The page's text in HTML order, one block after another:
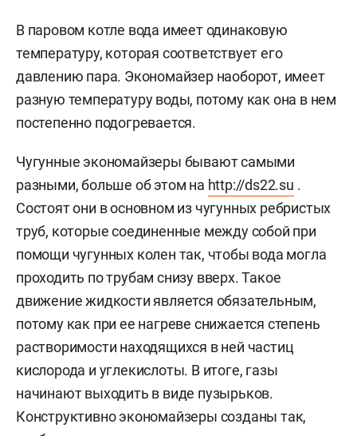
В паровом котле вода имеет одинаковую
температуру, которая соответствует его
давлению пара. Экономайзер наоборот, имеет
разную температуру воды, потому как она в нем
постепенно подогревается.
Чугунные экономайзеры бывают самыми
разными, больше об этом на http://ds22.su .
Состоят они в основном из чугунных ребристых
труб, которые соединенные между собой при
помощи чугунных колен так, чтобы вода могла
проходить по трубам снизу вверх. Такое
движение жидкости является обязательным,
потому как при ее нагреве снижается степень
растворимости находящихся в ней частиц
кислорода и углекислоты. В итоге, газы
начинают выходить в виде пузырьков.
Конструктивно экономайзеры созданы так,